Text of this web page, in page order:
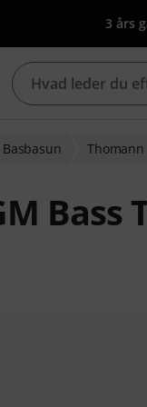
3 års
Basbasun Thomann
Bass